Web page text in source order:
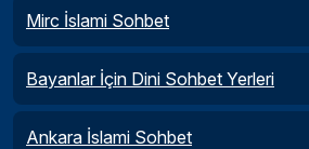
Mirc İslami Sohbet
Bayanlar İçin Dini Sohbet Yerleri
Ankara İslami Sohbet